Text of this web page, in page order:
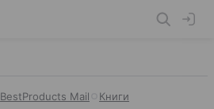
BestProducts Mail Книги